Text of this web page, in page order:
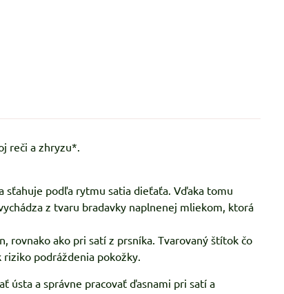
reči a zhryzu*.
sťahuje podľa rytmu satia dieťaťa. Vďaka tomu
z tvaru bradavky naplnenej mliekom, ktorá
rovnako ako pri satí z prsníka. Tvarovaný štítok čo
podráždenia pokožky.
ústa a správne pracovať ďasnami pri satí a